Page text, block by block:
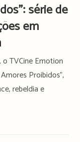
série de
em
TVCine Emotion
Proibidos”,
rebeldia e